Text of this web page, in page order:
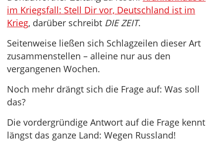
im Kriegsfall: Stell Dir vor, Deutschland ist im
Krieg, darüber schreibt DIE ZEIT.
Seitenweise ließen sich Schlagzeilen dieser Art
zusammenstellen – alleine nur aus den
vergangenen Wochen.
Noch mehr drängt sich die Frage auf: Was soll
das?
Die vordergründige Antwort auf die Frage kennt
längst das ganze Land: Wegen Russland!